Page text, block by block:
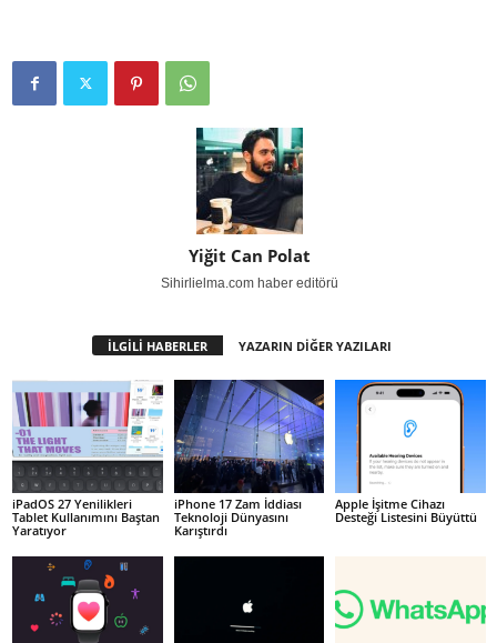
Yiğit Can Polat
Sihirlielma.com haber editörü
İLGİLİ HABERLER YAZARIN DİĞER YAZILARI
iPadOS 27 Yenilikleri
Tablet Kullanımını Baştan
Yaratıyor
iPhone 17 Zam İddiası
Teknoloji Dünyasını
Karıştırdı
Apple İşitme Cihazı
Desteği Listesini Büyüttü